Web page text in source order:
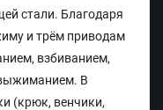
стали. Благодаря
и трём приводам
взбиванием,
В
(крюк, венчики,